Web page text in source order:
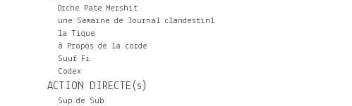
Orche Pate Mershit
une Semaine de Journal clandestin1
la Tique
à Propos de la corde
Suuf Fi
Codex
ACTION DIRECTE(s)
Sup de Sub